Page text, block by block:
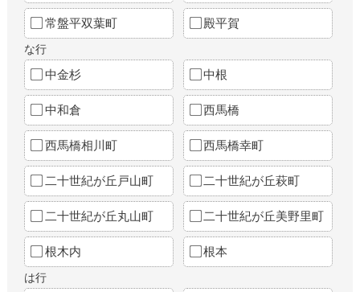
常盤平双葉町 殿平賀
な行
中金杉 中根
中和倉 西馬橋
西馬橋相川町 西馬橋幸町
二十世紀が丘戸山町 二十世紀が丘萩町
二十世紀が丘丸山町 二十世紀が丘美野里町
根木内 根本
は行